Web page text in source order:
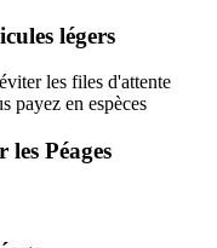
légers
les files d'attente
payez en espèces
Péages